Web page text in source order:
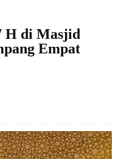
H di Masjid
Empat